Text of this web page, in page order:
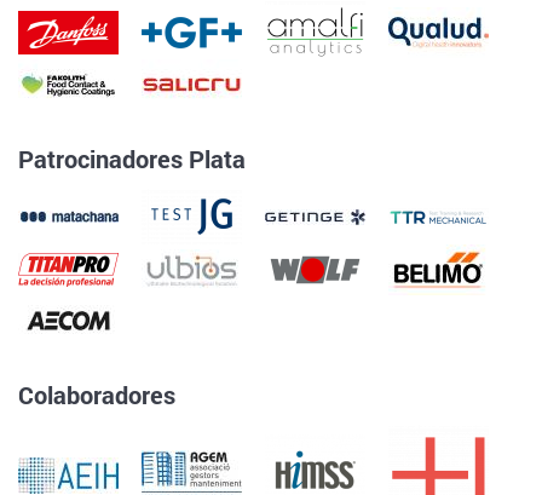
Patrocinadores Plata
Colaboradores